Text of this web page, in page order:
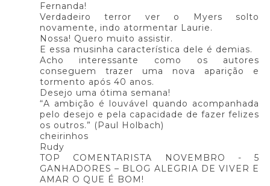
Fernanda!
Verdadeiro terror ver o Myers solto
novamente, indo atormentar Laurie.
Nossa! Quero muito assistir.
E essa musinha característica dele é demias.
Acho interessante como os autores
conseguem trazer uma nova aparição e
tormento após 40 anos.
Desejo uma ótima semana!
“A ambição é louvável quando acompanhada
pelo desejo e pela capacidade de fazer felizes
os outros.” (Paul Holbach)
cheirinhos
Rudy
TOP COMENTARISTA NOVEMBRO - 5
GANHADORES – BLOG ALEGRIA DE VIVER E
AMAR O QUE É BOM!